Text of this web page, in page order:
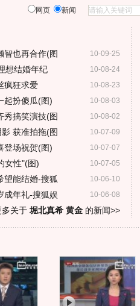
网页 新闻
10-09-25
智也再合作(图
10-08-24
想结婚年纪
10-08-23
疯狂求爱
10-08-03
起扮傻瓜(图)
10-08-02
秀搞笑演技(图
10-07-09
获准拍拖(图
10-07-07
登场祝贺(图)
10-07-05
女性"(图)
10-06-10
望能结婚-搜狐
10-06-08
成年礼-搜狐娱
多关于 堀北真希 黄金的新闻>>